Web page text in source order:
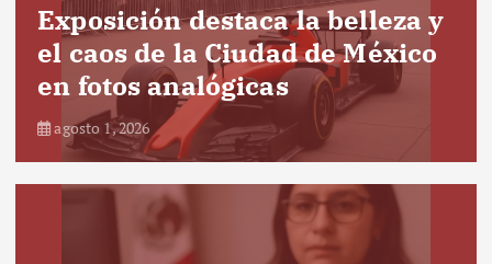
Exposición destaca la belleza y
el caos de la Ciudad de México
en fotos analógicas
agosto 1, 2026